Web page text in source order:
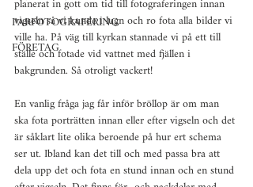
PARFOTOGRAFERING
FÖRETAG
planerat in gott om tid till fotograferingen innan
vigseln så vi kunde i lugn och ro fota alla bilder vi
ville ha. På väg till kyrkan stannade vi på ett till
ställe och fotade vid vattnet med fjällen i
bakgrunden. Så otroligt vackert!
En vanlig fråga jag får inför bröllop är om man
ska fota porträtten innan eller efter vigseln och det
är såklart lite olika beroende på hur ert schema
ser ut. Ibland kan det till och med passa bra att
dela upp det och fota en stund innan och en stund